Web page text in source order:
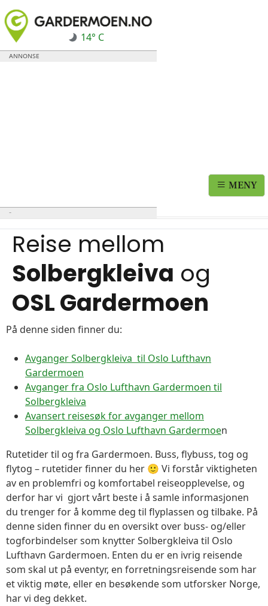
14° C
MENY
Reise mellom
Solbergkleiva og
OSL Gardermoen
På denne siden finner du:
Avganger Solbergkleiva til Oslo Lufthavn
Gardermoen
Avganger fra Oslo Lufthavn Gardermoen til
Solbergkleiva
Avansert reisesøk for avganger mellom
Solbergkleiva og Oslo Lufthavn Gardermoen
Rutetider til og fra Gardermoen. Buss, flybuss, tog og
flytog – rutetider finner du her 🙂 Vi forstår viktigheten
av en problemfri og komfortabel reiseopplevelse, og
derfor har vi gjort vårt beste i å samle informasjonen
du trenger for å komme deg til flyplassen og tilbake. På
denne siden finner du en oversikt over buss- og/eller
togforbindelser som knytter Solbergkleiva til Oslo
Lufthavn Gardermoen. Enten du er en ivrig reisende
som skal ut på eventyr, en forretningsreisende som har
et viktig møte, eller en besøkende som utforsker Norge,
har vi deg dekket.